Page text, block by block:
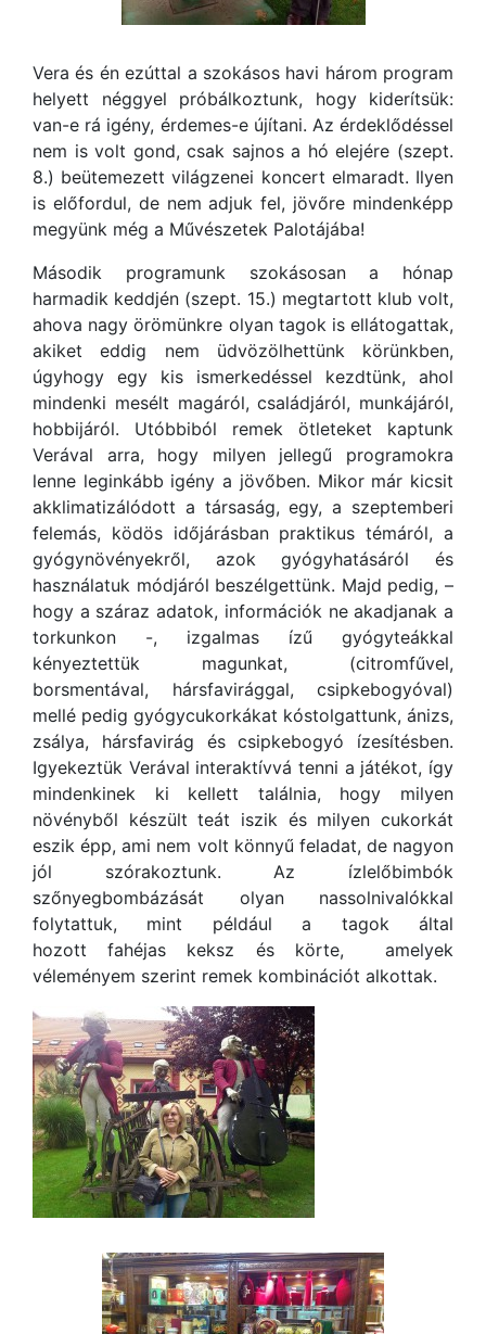
Vera és én ezúttal a szokásos havi három program
helyett néggyel próbálkoztunk, hogy kiderítsük:
van-e rá igény, érdemes-e újítani. Az érdeklődéssel
nem is volt gond, csak sajnos a hó elejére (szept.
8.) beütemezett világzenei koncert elmaradt. Ilyen
is előfordul, de nem adjuk fel, jövőre mindenképp
megyünk még a Művészetek Palotájába!
Második programunk szokásosan a hónap
harmadik keddjén (szept. 15.) megtartott klub volt,
ahova nagy örömünkre olyan tagok is ellátogattak,
akiket eddig nem üdvözölhettünk körünkben,
úgyhogy egy kis ismerkedéssel kezdtünk, ahol
mindenki mesélt magáról, családjáról, munkájáról,
hobbijáról. Utóbbiból remek ötleteket kaptunk
Verával arra, hogy milyen jellegű programokra
lenne leginkább igény a jövőben. Mikor már kicsit
akklimatizálódott a társaság, egy, a szeptemberi
felemás, ködös időjárásban praktikus témáról, a
gyógynövényekről, azok gyógyhatásáról és
használatuk módjáról beszélgettünk. Majd pedig, –
hogy a száraz adatok, információk ne akadjanak a
torkunkon -, izgalmas ízű gyógyteákkal
kényeztettük magunkat, (citromfűvel,
borsmentával, hársfavirággal, csipkebogyóval)
mellé pedig gyógycukorkákat kóstolgattunk, ánizs,
zsálya, hársfavirág és csipkebogyó ízesítésben.
Igyekeztük Verával interaktívvá tenni a játékot, így
mindenkinek ki kellett találnia, hogy milyen
növényből készült teát iszik és milyen cukorkát
eszik épp, ami nem volt könnyű feladat, de nagyon
jól szórakoztunk. Az ízlelőbimbók
szőnyegbombázását olyan nassolnivalókkal
folytattuk, mint például a tagok által
hozott fahéjas keksz és körte, amelyek
véleményem szerint remek kombinációt alkottak.